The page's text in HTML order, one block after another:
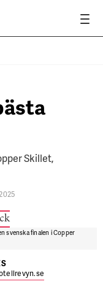
Skillet,
svenska finalen i Copper